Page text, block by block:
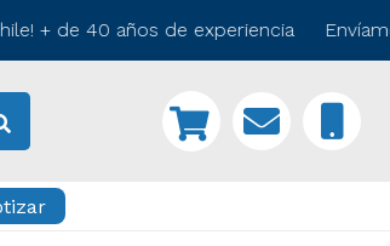
+ de 40 años de experiencia